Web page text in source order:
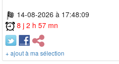
14-08-2026 à 17:48:09
8 j 2 h 57 mn
+ ajout à ma sélection